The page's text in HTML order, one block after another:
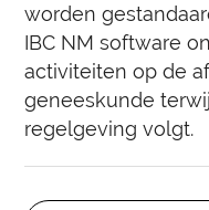
worden
IBC NM software
activiteiten op de
geneeskunde
regelgeving volgt.